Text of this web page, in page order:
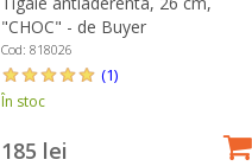
"CHOC" - de Buyer
Cod: 818026
(1)
În stoc
185 lei